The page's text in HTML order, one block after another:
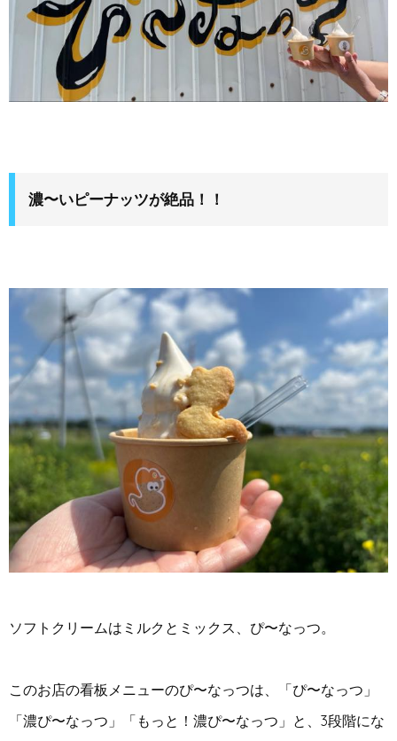
濃〜いピーナッツが絶品！！
ソフトクリームはミルクとミックス、ぴ〜なっつ。
このお店の看板メニューのぴ〜なっつは、「ぴ〜なっつ」
「濃ぴ〜なっつ」「もっと！濃ぴ〜なっつ」と、3段階にな